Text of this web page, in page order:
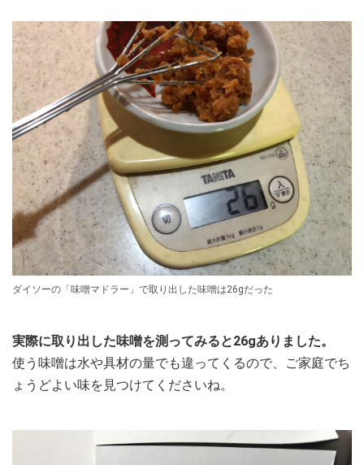
ダイソーの「味噌マドラー」で取り出した味噌は26gだった
実際に取り出した味噌を測ってみると26gありました。
使う味噌は水や具材の量でも違ってくるので、ご家庭でち
ょうどよい味を見つけてくださいね。